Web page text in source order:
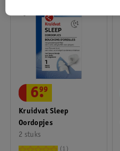
Kruidvat Sleep
Oordopjes
2 stuks
6.
99
1